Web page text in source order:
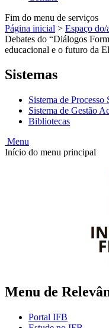
Fim do menu de serviços
Página inicial > Espaço do/
Debates do “Diálogos
educacional e o futuro da
Sistemas
Sistema de Processo
Sistema de Gestão
Bibliotecas
Menu
Início do menu principal
Menu de
Portal IFB